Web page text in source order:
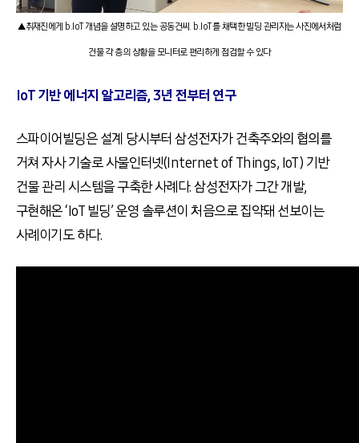
▲취재진에게 b.IoT 개념을 설명하고 있는 공동건씨. b.IoT를 채택한 빌딩 관리자는 사진에서처럼
건물 각 층의 상황을 모니터로 편리하게 점검할 수 있다
IoT기반 에너지 알고리즘, 3년 전부터 연구
스파이어빌딩은 설계 당시부터 삼성전자가 건축주와의 협의를
거쳐 자사 기술로 사물인터넷(Internet of Things, IoT) 기반
건물 관리 시스템을 구축한 사례다. 삼성전자가 그간 개발,
구현해온 ‘IoT 빌딩’ 운영 솔루션이 처음으로 집약돼 선보이는
사례이기도 하다.